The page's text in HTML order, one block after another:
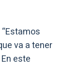
va a tener
este